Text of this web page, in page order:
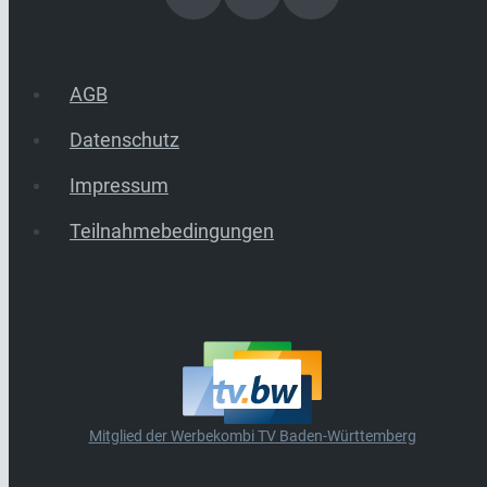
AGB
Datenschutz
Impressum
Teilnahmebedingungen
Mitglied der Werbekombi TV Baden-Württemberg